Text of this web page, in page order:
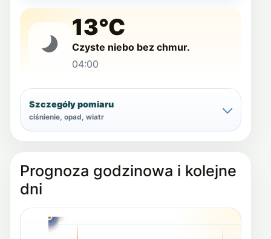
13°C
Czyste niebo bez chmur.
04:00
Szczegóły pomiaru
ciśnienie, opad, wiatr
Prognoza godzinowa i kolejne
dni
15°C
13°C
22°C
16°C
28°C
22°C
30°C
16°C
16°C
17°C
18°C
21°C
23°C
18°C